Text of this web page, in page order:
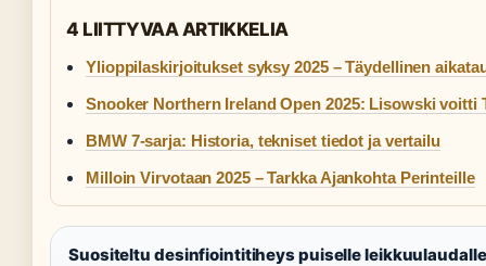
4 LIITTYVAA ARTIKKELIA
Ylioppilaskirjoitukset syksy 2025 – Täydellinen
Snooker Northern Ireland Open 2025: Lisowski voitti
BMW 7-sarja: Historia, tekniset tiedot ja vertailu
Milloin Virvotaan 2025 – Tarkka Ajankohta Perinteille
Suositeltu desinfiointitiheys puiselle